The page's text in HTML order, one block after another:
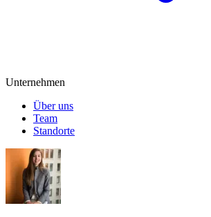
Unternehmen
Über uns
Team
Standorte